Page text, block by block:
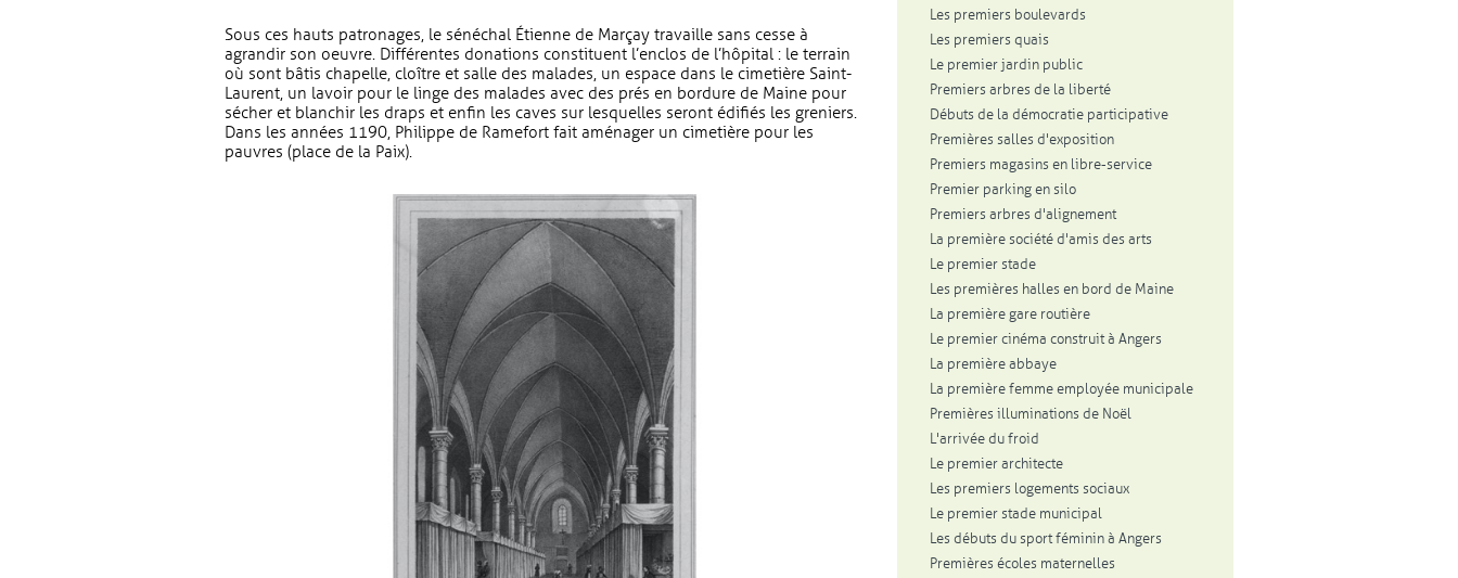
Sous ces hauts patronages, le sénéchal Étienne de Marçay travaille sans cesse à
agrandir son oeuvre. Différentes donations constituent l’enclos de l’hôpital : le terrain
où sont bâtis chapelle, cloître et salle des malades, un espace dans le cimetière Saint-
Laurent, un lavoir pour le linge des malades avec des prés en bordure de Maine pour
sécher et blanchir les draps et enfin les caves sur lesquelles seront édifiés les greniers.
Dans les années 1190, Philippe de Ramefort fait aménager un cimetière pour les
pauvres (place de la Paix).
Les premiers boulevards
Les premiers quais
Le premier jardin public
Premiers arbres de la liberté
Débuts de la démocratie participative
Premières salles d'exposition
Premiers magasins en libre-service
Premier parking en silo
Premiers arbres d'alignement
La première société d'amis des arts
Le premier stade
Les premières halles en bord de Maine
La première gare routière
Le premier cinéma construit à Angers
La première abbaye
La première femme employée municipale
Premières illuminations de Noël
L'arrivée du froid
Le premier architecte
Les premiers logements sociaux
Le premier stade municipal
Les débuts du sport féminin à Angers
Premières écoles maternelles